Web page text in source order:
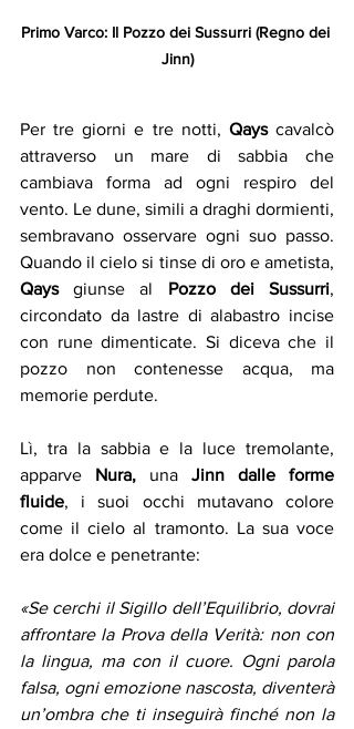
Primo Varco: Il Pozzo dei Sussurri (Regno dei
Jinn)
Per tre giorni e tre notti, Qays cavalcò
attraverso un mare di sabbia che
cambiava forma ad ogni respiro del
vento. Le dune, simili a draghi dormienti,
sembravano osservare ogni suo passo.
Qays giunse al Pozzo dei Sussurri,
circondato da lastre di alabastro incise
con rune dimenticate. Si diceva che il
pozzo non contenesse acqua, ma
memorie perdute.
Lì, tra la sabbia e la luce tremolante,
apparve Nura, una Jinn dalle forme
fluide, i suoi occhi mutavano colore
come il cielo al tramonto. La sua voce
era dolce e penetrante:
«Se cerchi il Sigillo dell’Equilibrio, dovrai
affrontare la Prova della Verità: non con
la lingua, ma con il cuore. Ogni parola
falsa, ogni emozione nascosta, diventerà
un’ombra che ti inseguirà finché non la